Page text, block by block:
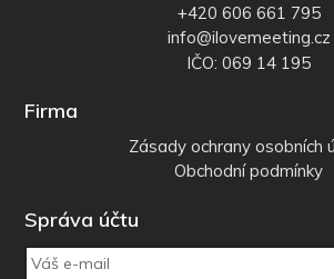
+420 606 661 795
info@ilovemeeting.cz
IČO: 069 14 195
Firma
Zásady ochrany osobních
Obchodní podmínky
Správa účtu